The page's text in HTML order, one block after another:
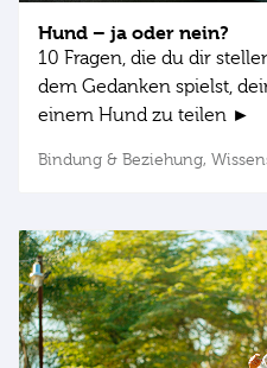
Hund – ja oder nein?
10 Fragen, die du dir
dem Gedanken spielst,
einem Hund zu teilen ►
Bindung & Beziehung,